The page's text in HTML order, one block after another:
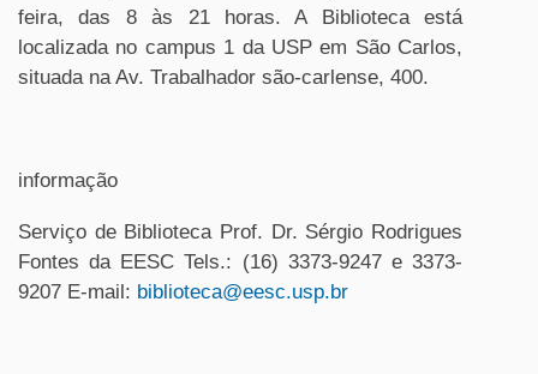
feira, das 8 às 21 horas. A Biblioteca está
localizada no campus 1 da USP em São Carlos,
situada na Av. Trabalhador são-carlense, 400.
informação
Serviço de Biblioteca Prof. Dr. Sérgio Rodrigues
Fontes da EESC Tels.: (16) 3373-9247 e 3373-
9207 E-mail: biblioteca@eesc.usp.br